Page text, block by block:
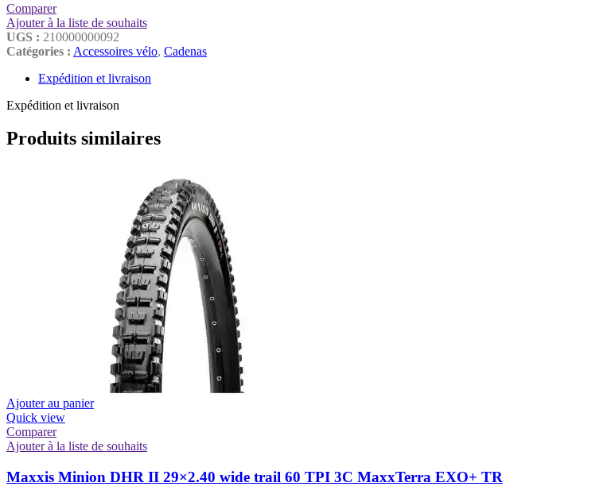
Comparer
Ajouter à la liste de souhaits
UGS : 210000000092
Catégories : Accessoires vélo, Cadenas
Expédition et livraison
Expédition et livraison
Produits similaires
Ajouter au panier
Quick view
Comparer
Ajouter à la liste de souhaits
Maxxis Minion DHR II 29×2.40 wide trail 60 TPI 3C MaxxTerra EXO+ TR